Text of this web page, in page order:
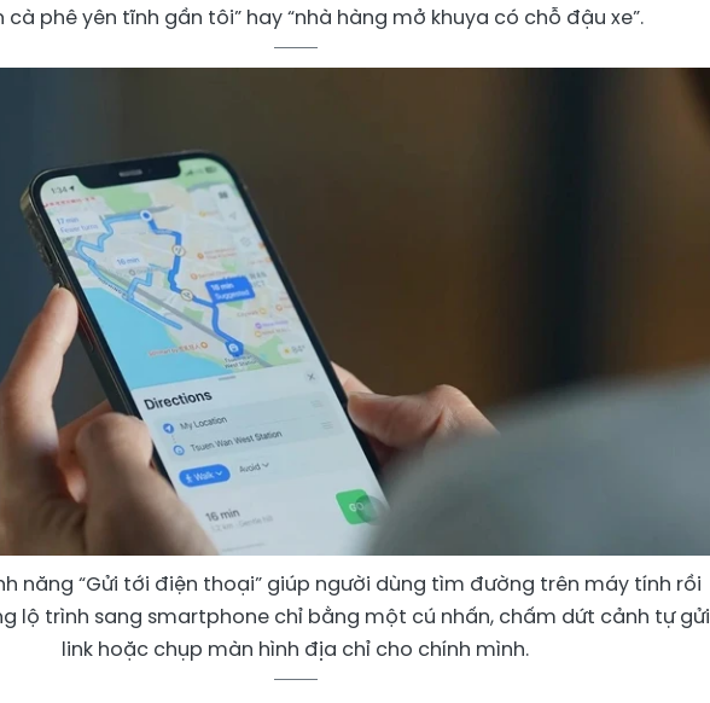
cà phê yên tĩnh gần tôi” hay “nhà hàng mở khuya có chỗ đậu xe”.
năng “Gửi tới điện thoại” giúp người dùng tìm đường trên máy tính rồi
lộ trình sang smartphone chỉ bằng một cú nhấn, chấm dứt cảnh tự gửi
link hoặc chụp màn hình địa chỉ cho chính mình.